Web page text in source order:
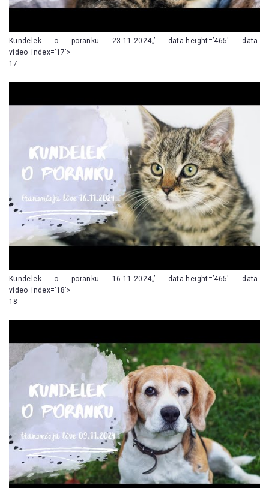
Kundelek o poranku 23.11.2024„’ data-height=’465′ data-
video_index=’17’>
17
Kundelek o poranku 16.11.2024„’ data-height=’465′ data-
video_index=’18’>
18